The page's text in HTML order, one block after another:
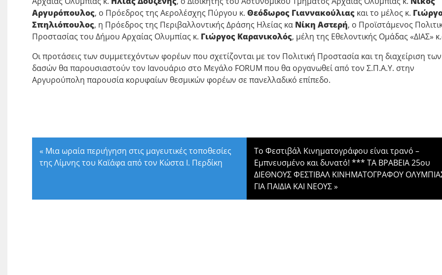
Αργυρόπουλος, ο Πρόεδρος της Αερολέσχης Πύργου κ. Θεόδωρος Γιαννακούλιας και το μέλος κ.
Σπηλιόπουλος, η Πρόεδρος της Περιβαλλοντικής Δράσης Ηλείας κα Νίκη Αστερή, ο Προϊστάμενος
Προστασίας του Δήμου Αρχαίας Ολυμπίας κ. Γιώργος Καρανικολός, μέλη της Εθελοντικής Ομάδας «ΔΙΑΣ»
Οι προτάσεις των συμμετεχόντων φορέων που σχετίζονται με τον Πολιτική Προστασία και τη διαχείριση των
δασών θα παρουσιαστούν τον Ιανουάριο στο Μεγάλο FORUM που θα οργανωθεί από τον Σ.Π.Α.Υ. στην
Αργυρούπολη παρουσία κορυφαίων θεσμικών φορέων σε πανελλαδικό επίπεδο.
« Μια ωραία περιήγηση στις μαγευτικές τοποθεσίες
της Λίμνης του Καϊάφα από τον Κώστα Ι. Περδίκη
Το Φεστιβάλ Κινηματογράφου είναι τρανό –
Εμπνευσμένο και δυνατό! *** ΤΑ ΒΡΑΒΕΙΑ 25ου
ΔΙΕΘΝΟΥΣ ΦΕΣΤΙΒΑΛ ΚΙΝΗΜΑΤΟΓΡΑΦΟΥ
ΓΙΑ ΠΑΙΔΙΑ ΚΑΙ ΝΕΟΥΣ»